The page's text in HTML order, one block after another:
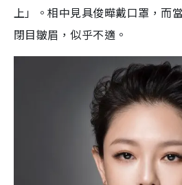
上」。相中見具俊曄戴口罩，而
閉目皺眉，似乎不適。